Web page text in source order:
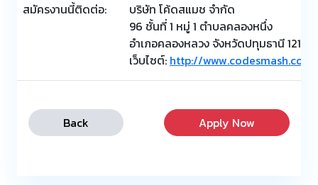
สมัครงานนี้ติดต่อ:
บริษัท โค้ดสแมช จำกัด
96 ชั้นที่ 1 หมู่ 1 ตำบลคลองหนึ่ง
อำเภอคลองหลวง จังหวัดปทุมธานี 12120
เว็บไซต์: http://www.codesmash.co.th
Back Apply Now